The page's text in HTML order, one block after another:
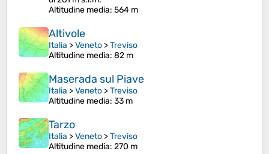
Altitudine media: 564 m
Altivole
Italia >Veneto >Treviso
Altitudine media: 82 m
Maserada sul Piave
Italia >Veneto >Treviso
Altitudine media: 33 m
Tarzo
Italia >Veneto >Treviso
Altitudine media: 270 m